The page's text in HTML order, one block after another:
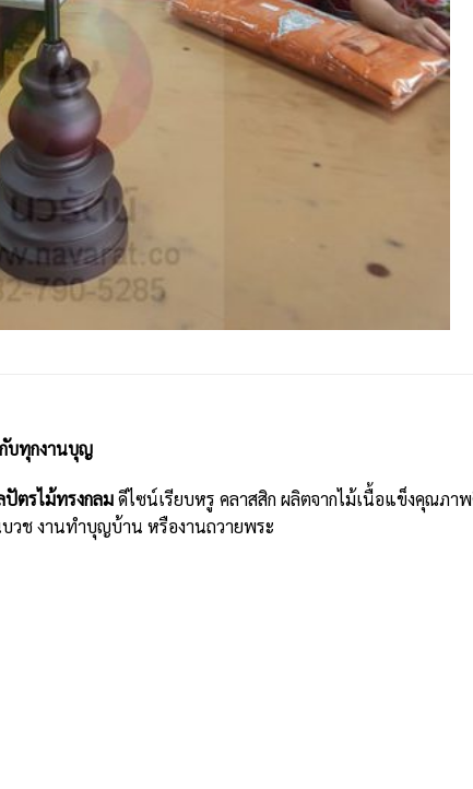
บทุกงานบุญ
ปัตรไม้ทรงกลมดีไซน์เรียบหรู คลาสสิก ผลิตจากไม้เนื้อแข็งคุณภา
วช งานทำบุญบ้าน หรืองานถวายพระ